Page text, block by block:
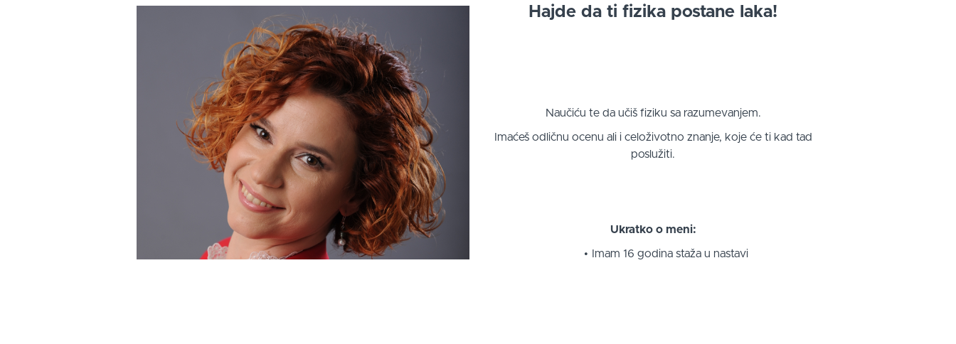
Hajde da ti fizika postane laka!
Naučiću te da učiš fiziku sa razumevanjem.
Imaćeš odličnu ocenu ali i celoživotno znanje, koje će ti kad tad
poslužiti.
Ukratko o meni:
Imam 16 godina staža u nastavi